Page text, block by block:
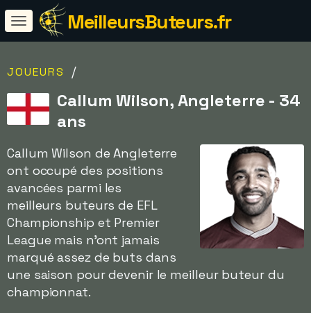
MeilleursButeurs.fr
JOUEURS /
Callum Wilson, Angleterre - 34
ans
Callum Wilson de Angleterre
ont occupé des positions
avancées parmi les
meilleurs buteurs de EFL
Championship et Premier
League mais n'ont jamais
marqué assez de buts dans
une saison pour devenir le meilleur buteur du
championnat.